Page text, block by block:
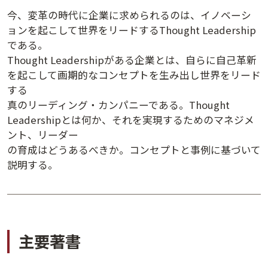
今、変革の時代に企業に求められるのは、イノベーシ
ョンを起こして世界をリードするThought Leadership
である。
Thought Leadershipがある企業とは、自らに自己革新
を起こして画期的なコンセプトを生み出し世界をリード
する
真のリーディング・カンパニーである。Thought
Leadershipとは何か、それを実現するためのマネジメ
ント、リーダー
の育成はどうあるべきか。コンセプトと事例に基づいて
説明する。
主要著書